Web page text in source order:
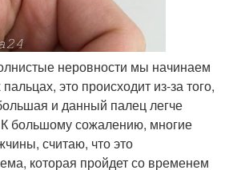
неровности мы начинаем
это происходит из-за того,
и данный палец легче
К большому сожалению, многие
считаю, что это
которая пройдет со временем